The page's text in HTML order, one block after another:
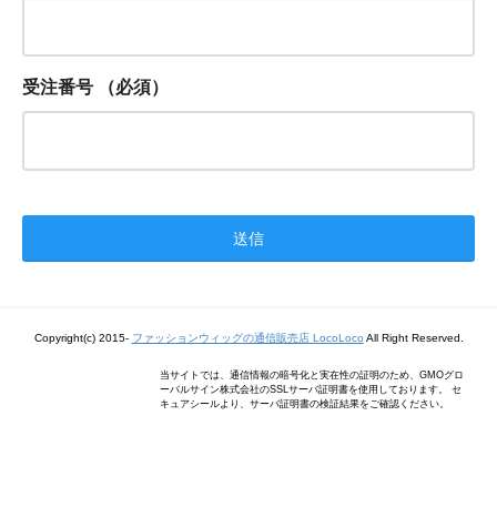
受注番号 （必須）
Copyright(c) 2015- ファッションウィッグの通信販売店 LocoLoco All Right Reserved.
当サイトでは、通信情報の暗号化と実在性の証明のため、GMOグロ
ーバルサイン株式会社のSSLサーバ証明書を使用しております。 セ
キュアシールより、サーバ証明書の検証結果をご確認ください。